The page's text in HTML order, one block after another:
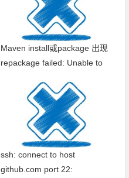
Maven install或package 出现
repackage failed: Unable to
ssh: connect to host
github.com port 22: